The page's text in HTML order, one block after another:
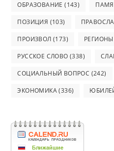
ОБРАЗОВАНИЕ (143)
ПОЗИЦИЯ (103)
ПРОИЗВОЛ (173) РЕГИОНЫ
РУССКОЕ СЛОВО (338)
СОЦИАЛЬНЫЙ ВОПРОС (242)
ЭКОНОМИКА(336)